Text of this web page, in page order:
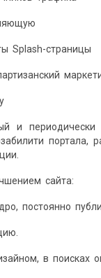
Splash-страницы
и
портала,
сайта:
постоянно
в поисках